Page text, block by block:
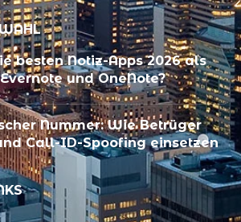
besten Notiz-Apps 2026 als
und OneNote?
Nummer: Wie Betrüger
Call-ID-Spoofing einsetzen